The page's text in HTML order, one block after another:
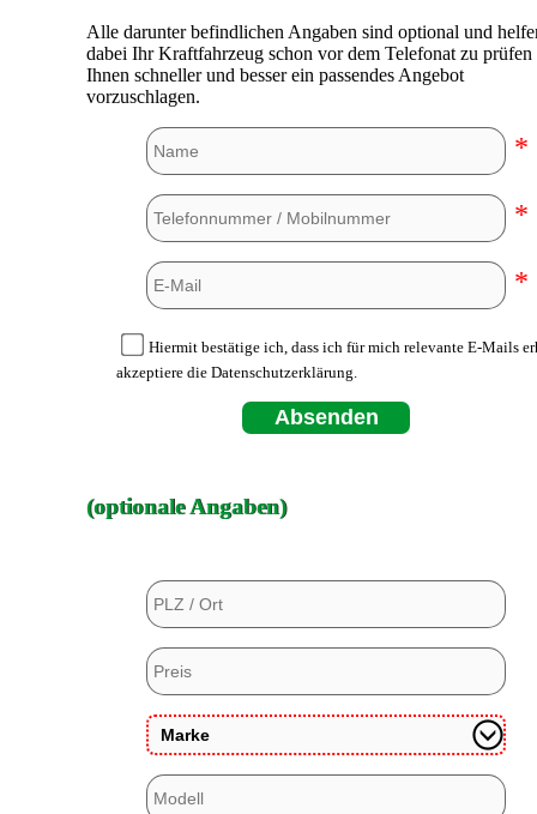
Alle darunter befindlichen Angaben sind optional und
dabei Ihr Kraftfahrzeug schon vor dem Telefonat zu prüfen
Ihnen schneller und besser ein passendes Angebot
vorzuschlagen.
*
*
*
Hiermit bestätige ich, dass ich für mich relevante E-Mails
akzeptiere die Datenschutzerklärung.
Absenden
(optionale Angaben)